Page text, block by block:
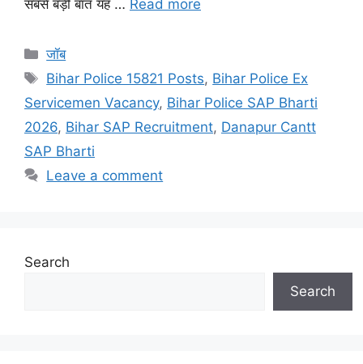
सबसे बड़ी बात यह … Read more
Categories
जॉब
Tags
Bihar Police 15821 Posts, Bihar Police Ex
Servicemen Vacancy, Bihar Police SAP Bharti
2026, Bihar SAP Recruitment, Danapur Cantt
SAP Bharti
Leave a comment
Search
Search